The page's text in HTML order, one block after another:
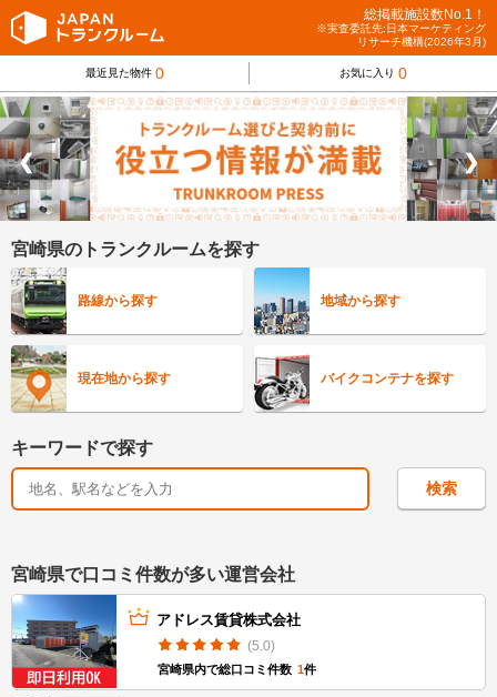
総掲載施設数No.1！
※実査委託先:日本マーケティング
リサーチ機構(2026年3月)
最近見た物件 0 お気に入り 0
❮ ❯
宮崎県のトランクルームを探す
路線から探す 地域から探す
現在地から探す バイクコンテナを探す
キーワードで探す
宮崎県で口コミ件数が多い運営会社
アドレス賃貸株式会社
(5.0)
宮崎県内で総口コミ件数 1件